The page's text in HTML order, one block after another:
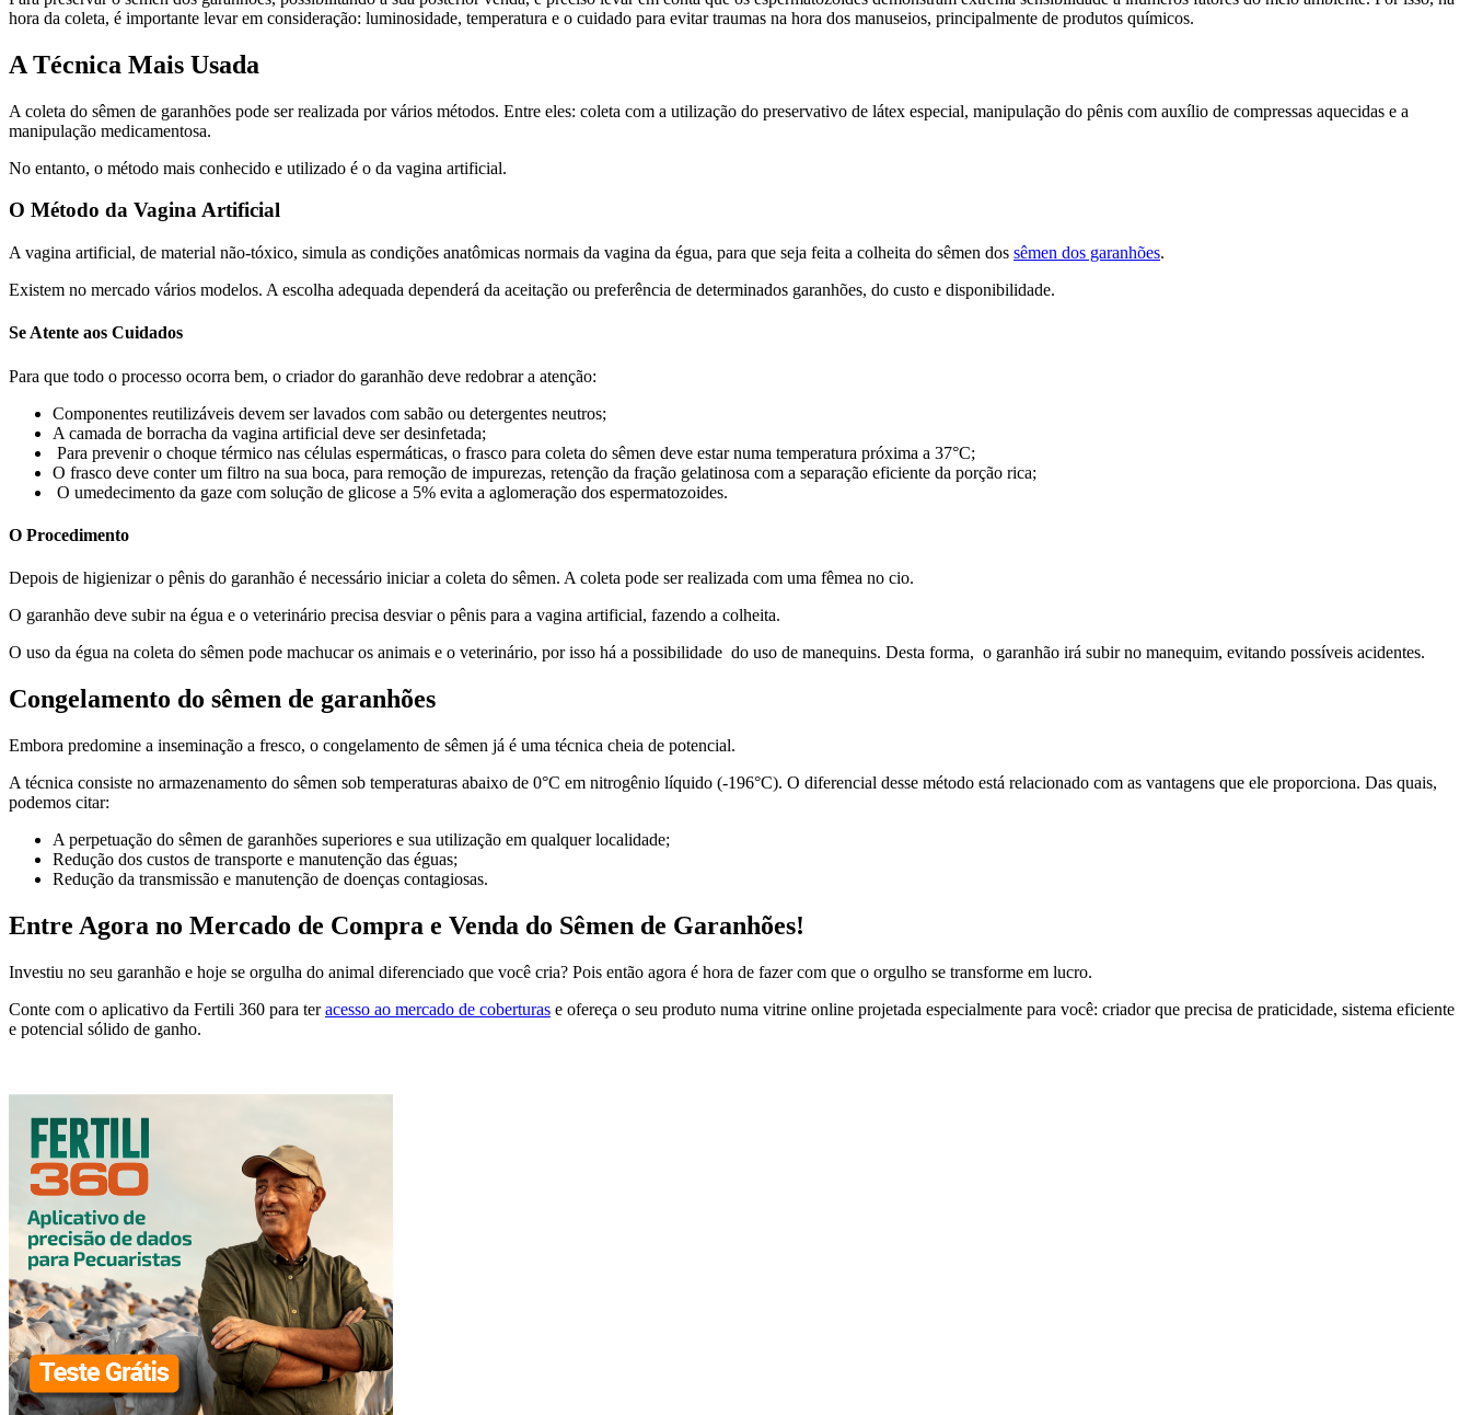
hora da coleta, é importante levar em consideração: luminosidade, temperatura e o cuidado para evitar traumas na hora dos manuseios, principalmente de produtos químicos.
A Técnica Mais Usada
A coleta do sêmen de garanhões pode ser realizada por vários métodos. Entre eles: coleta com a utilização do preservativo de látex especial, manipulação do pênis com auxílio de compressas aquecidas e a
manipulação medicamentosa.
No entanto, o método mais conhecido e utilizado é o da vagina artificial.
O Método da Vagina Artificial
A vagina artificial, de material não-tóxico, simula as condições anatômicas normais da vagina da égua, para que seja feita a colheita do sêmen dos sêmen dos garanhões.
Existem no mercado vários modelos. A escolha adequada dependerá da aceitação ou preferência de determinados garanhões, do custo e disponibilidade.
Se Atente aos Cuidados
Para que todo o processo ocorra bem, o criador do garanhão deve redobrar a atenção:
Componentes reutilizáveis devem ser lavados com sabão ou detergentes neutros;
A camada de borracha da vagina artificial deve ser desinfetada;
Para prevenir o choque térmico nas células espermáticas, o frasco para coleta do sêmen deve estar numa temperatura próxima a 37°C;
O frasco deve conter um filtro na sua boca, para remoção de impurezas, retenção da fração gelatinosa com a separação eficiente da porção rica;
O umedecimento da gaze com solução de glicose a 5% evita a aglomeração dos espermatozoides.
O Procedimento
Depois de higienizar o pênis do garanhão é necessário iniciar a coleta do sêmen. A coleta pode ser realizada com uma fêmea no cio.
O garanhão deve subir na égua e o veterinário precisa desviar o pênis para a vagina artificial, fazendo a colheita.
O uso da égua na coleta do sêmen pode machucar os animais e o veterinário, por isso há a possibilidade do uso de manequins. Desta forma, o garanhão irá subir no manequim, evitando possíveis acidentes.
Congelamento do sêmen de garanhões
Embora predomine a inseminação a fresco, o congelamento de sêmen já é uma técnica cheia de potencial.
A técnica consiste no armazenamento do sêmen sob temperaturas abaixo de 0°C em nitrogênio líquido (-196°C). O diferencial desse método está relacionado com as vantagens que ele proporciona. Das quais,
podemos citar:
A perpetuação do sêmen de garanhões superiores e sua utilização em qualquer localidade;
Redução dos custos de transporte e manutenção das éguas;
Redução da transmissão e manutenção de doenças contagiosas.
Entre Agora no Mercado de Compra e Venda do Sêmen de Garanhões!
Investiu no seu garanhão e hoje se orgulha do animal diferenciado que você cria? Pois então agora é hora de fazer com que o orgulho se transforme em lucro.
Conte com o aplicativo da Fertili 360 para teracesso ao mercado de coberturas e ofereça o seu produto numa vitrine online projetada especialmente para você: criador que precisa de praticidade, sistema eficiente
e potencial sólido de ganho.